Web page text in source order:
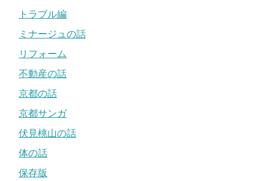
トラブル編
ミナージュの話
リフォーム
不動産の話
京都の話
京都サンガ
伏見桃山の話
体の話
保存版